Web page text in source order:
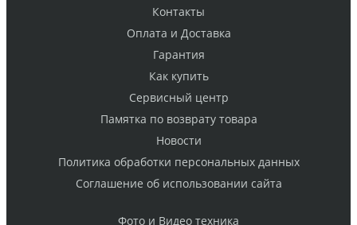
Контакты
Оплата и Доставка
Гарантия
Как купить
Cервисный центр
Памятка по возврату товара
Новости
Политика обработки персональных данных
Cоглашение об использовании сайта
Фото и Видео техника